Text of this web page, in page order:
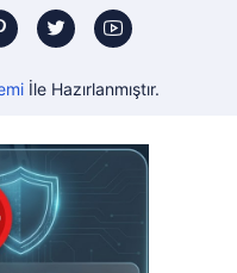
İle Hazırlanmıştır.